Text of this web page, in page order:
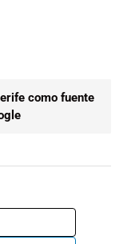
como fuente